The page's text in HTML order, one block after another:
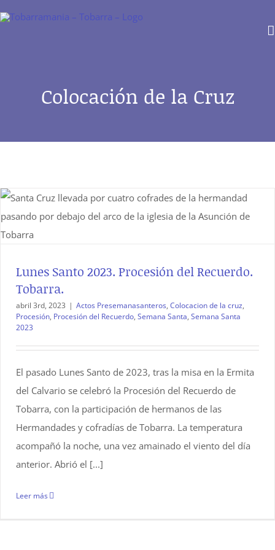
Colocación de la Cruz
Lunes Santo 2023. Procesión del Recuerdo.
Tobarra.
abril 3rd, 2023 | Actos Presemanasanteros, Colocacion de la cruz,
Procesión, Procesión del Recuerdo, Semana Santa, Semana Santa
2023
El pasado Lunes Santo de 2023, tras la misa en la Ermita
del Calvario se celebró la Procesión del Recuerdo de
Tobarra, con la participación de hermanos de las
Hermandades y cofradías de Tobarra. La temperatura
acompañó la noche, una vez amainado el viento del día
anterior. Abrió el [...]
Leer más